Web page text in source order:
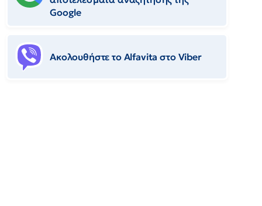
Google
Ακολουθήστε το Αlfavita στο Viber